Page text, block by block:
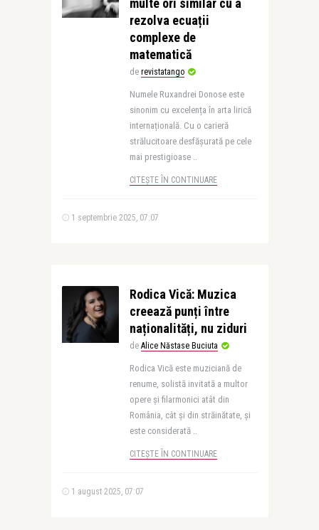
multe ori similar cu a
rezolva ecuații
complexe de
matematică
de revistatango
Numele Ruxandrei Donose este
sinonim cu excelența în arta lirică
internațională. Cu o carieră
strălucitoare desfășurată pe cele
mai prestigioase ..
CITEȘTE ÎN CONTINUARE
1 septembrie 2025, 07:07
Rodica Vică: Muzica
creează punți între
naționalități, nu ziduri
de Alice Năstase Buciuta
Rodica Vică este muziciană de
renume, solistă invitată a multor
opere și filarmonici atât din
România, cât și din străinătate, și
este considerată ..
CITEȘTE ÎN CONTINUARE
1 august 2025, 07:07